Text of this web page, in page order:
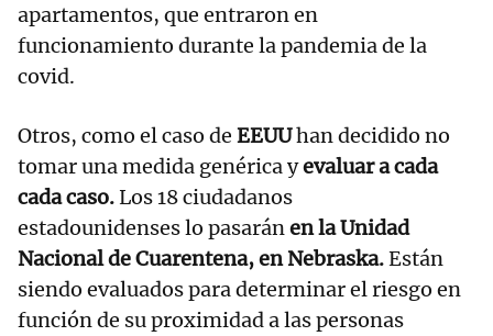
apartamentos, que entraron en
funcionamiento durante la pandemia de la
covid.
Otros, como el caso de EEUUhan decidido no
tomar una medida genérica yevaluar a cada
cada caso.Los 18 ciudadanos
estadounidenses lo pasaránen la Unidad
Nacional de Cuarentena, en Nebraska.Están
siendo evaluados para determinar el riesgo en
función de su proximidad a las personas